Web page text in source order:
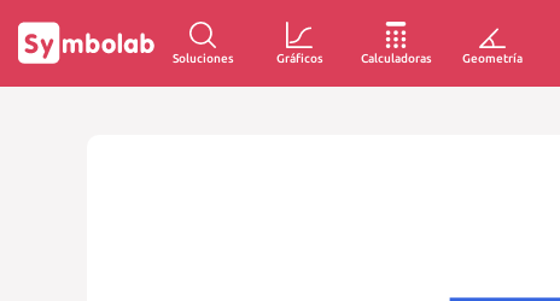
Soluciones Gráficos Calculadoras Geometría